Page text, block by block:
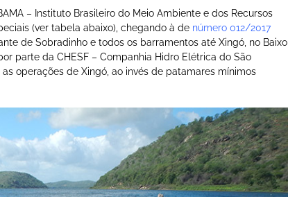
– Instituto Brasileiro do Meio Ambiente e dos Recursos
(ver tabela abaixo), chegando à de número 012/2017
de Sobradinho e todos os barramentos até Xingó, no Baixo
parte da CHESF – Companhia Hidro Elétrica do São
operações de Xingó, ao invés de patamares mínimos